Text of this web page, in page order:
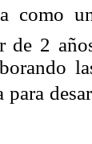
un
de 2
para